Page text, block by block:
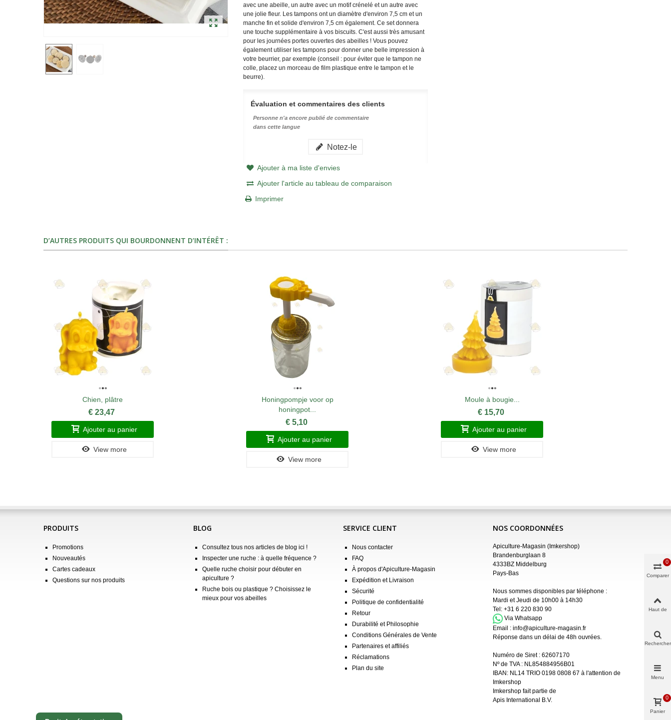
avec une abeille, un autre avec un motif crénelé et un autre avec
une jolie fleur. Les tampons ont un diamètre d'environ 7,5 cm et un
manche fin et solide d'environ 7,5 cm également. Ce set donnera
une touche supplémentaire à vos biscuits. C'est aussi très amusant
pour les journées portes ouvertes des abeilles ! Vous pouvez
également utiliser les tampons pour donner une belle impression à
votre beurrier, par exemple (conseil : pour éviter que le tampon ne
colle, placez un morceau de film plastique entre le tampon et le
beurre).
Évaluation et commentaires des clients
Personne n'a encore publié de commentaire
dans cette langue
Notez-le
Ajouter à ma liste d'envies
Ajouter l'article au tableau de comparaison
Imprimer
D’AUTRES PRODUITS QUI BOURDONNENT D’INTÉRÊT :
Chien, plâtre
€ 23,47
Ajouter au panier
View more
Honingpompje voor op
honingpot...
€ 5,10
Ajouter au panier
View more
Moule à bougie...
€ 15,70
Ajouter au panier
View more
PRODUITS
Promotions
Nouveautés
Cartes cadeaux
Questions sur nos produits
BLOG
Consultez tous nos articles de blog ici !
Inspecter une ruche : à quelle fréquence ?
Quelle ruche choisir pour débuter en
apiculture ?
Ruche bois ou plastique ? Choisissez le
mieux pour vos abeilles
SERVICE CLIENT
Nous contacter
FAQ
À propos d'Apiculture-Magasin
Expédition et Livraison
Sécurité
Politique de confidentialité
Retour
Durabilité et Philosophie
Conditions Générales de Vente
Partenaires et affiliés
Réclamations
Plan du site
NOS COORDONNÉES
Apiculture-Magasin (Imkershop)
Brandenburglaan 8
4333BZ Middelburg
Pays-Bas
Nous sommes disponibles par téléphone :
Mardi et Jeudi de 10h00 à 14h30
Tel: +31 6 220 830 90
Via Whatsapp
Email : info@apiculture-magasin.fr
Réponse dans un délai de 48h ouvrées.
Numéro de Siret : 62607170
Nº de TVA : NL854884956B01
IBAN: NL14 TRIO 0198 0808 67 à l'attention de
Imkershop
Imkershop fait partie de
Apis International B.V.
Comparer
0
Haut de
Rechercher
Menu
Panier
0